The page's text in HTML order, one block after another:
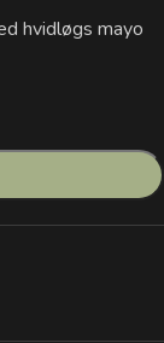
hvidløgs mayo